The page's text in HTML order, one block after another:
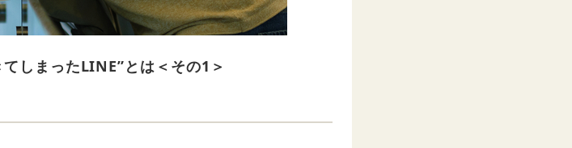
しまったLINE”とは＜その1＞